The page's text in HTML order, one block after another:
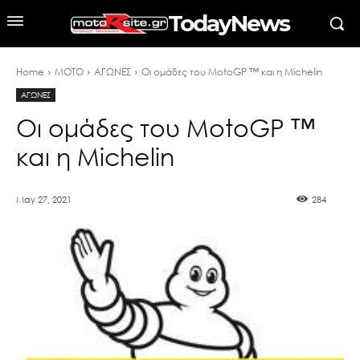
TodayNews
Home MOTO ΑΓΩΝΕΣ Οι ομάδες του MotoGP ™ και η Michelin
ΑΓΩΝΕΣ
Οι ομάδες του MotoGP ™
και η Michelin
May 27, 2021 284